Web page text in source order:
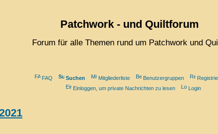
Patchwork - und Quiltforum
Forum für alle Themen rund um Patchwork und
FAQ Suchen Mitgliederliste Benutzergruppen
Einloggen, um private Nachrichten zu lesen
Login